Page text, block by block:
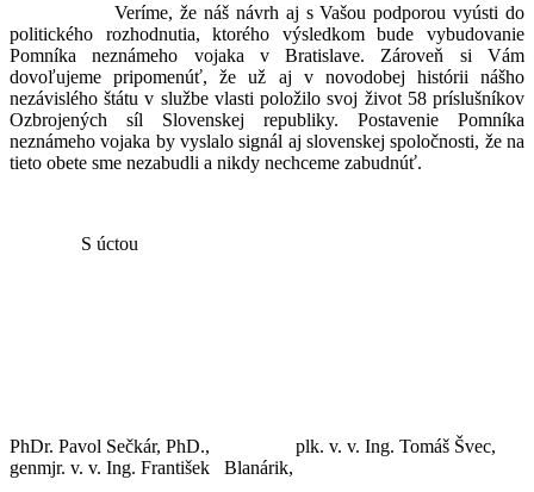
Veríme, že náš návrh aj s Vašou podporou vyústi do
politického rozhodnutia, ktorého výsledkom bude vybudovanie
Pomníka neznámeho vojaka v Bratislave. Zároveň si Vám
dovoľujeme pripomenúť, že už aj v novodobej histórii nášho
nezávislého štátu v službe vlasti položilo svoj život 58 príslušníkov
Ozbrojených síl Slovenskej republiky. Postavenie Pomníka
neznámeho vojaka by vyslalo signál aj slovenskej spoločnosti, že na
tieto obete sme nezabudli a nikdy nechceme zabudnúť.
S úctou
PhDr. Pavol Sečkár, PhD., plk. v. v. Ing. Tomáš Švec,
genmjr. v. v. Ing. František Blanárik,